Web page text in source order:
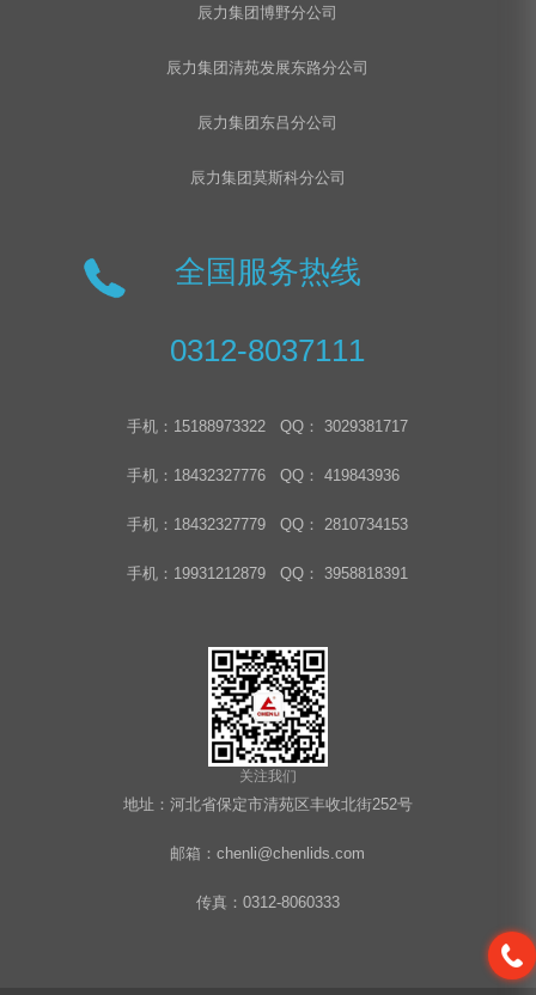
辰力集团博野分公司
辰力集团清苑发展东路分公司
辰力集团东吕分公司
辰力集团莫斯科分公司
全国服务热线
0312-8037111
手机：15188973322 QQ： 3029381717
手机：18432327776 QQ： 419843936
手机：18432327779 QQ： 2810734153
手机：19931212879 QQ： 3958818391
关注我们
地址：河北省保定市清苑区丰收北街252号
邮箱：chenli@chenlids.com
传真：0312-8060333